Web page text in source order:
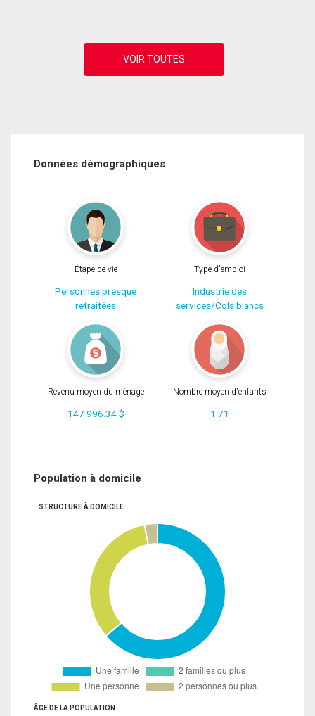
Données démographiques
Étape de vie
Personnes presque
retraitées
Type d'emploi
Industrie des
services/Cols blancs
Revenu moyen du ménage
147 996.34 $
Nombre moyen d'enfants
1.71
Population à domicile
STRUCTURE À DOMICILE
ÂGE DE LA POPULATION